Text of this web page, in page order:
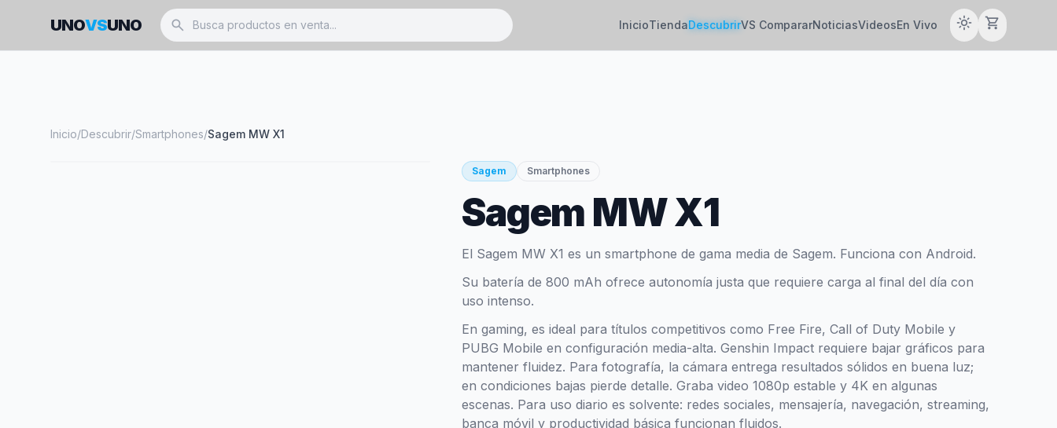
UNOVSUNO search InicioTiendaDescubrirVS CompararNoticiasVideosEn Vivo light_mode shopping_cart
Inicio/Descubrir/Smartphones/Sagem MW X1
Sagem Smartphones
Sagem MW X1
El Sagem MW X1 es un smartphone de gama media de Sagem. Funciona con Android.
Su batería de 800 mAh ofrece autonomía justa que requiere carga al final del día con
uso intenso.
En gaming, es ideal para títulos competitivos como Free Fire, Call of Duty Mobile y
PUBG Mobile en configuración media-alta. Genshin Impact requiere bajar gráficos para
mantener fluidez. Para fotografía, la cámara entrega resultados sólidos en buena luz;
en condiciones bajas pierde detalle. Graba video 1080p estable y 4K en algunas
escenas. Para uso diario es solvente: redes sociales, mensajería, navegación, streaming,
banca móvil y productividad básica funcionan fluidos.